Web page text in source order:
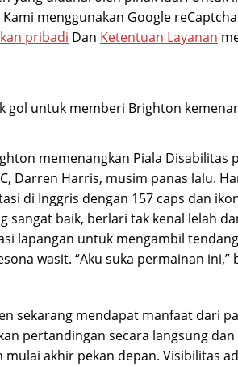
Kami menggunakan Google
pribadi Dan Ketentuan Layanan
gol untuk memberi Brighton
memenangkan Piala Disabilitas
Darren Harris, musim panas lalu.
di Inggris dengan 157 caps dan
sangat baik, berlari tak kenal lelah
lapangan untuk mengambil
wasit. “Aku suka permainan ini,”
sekarang mendapat manfaat dari
pertandingan secara langsung dan
akhir pekan depan. Visibilitas